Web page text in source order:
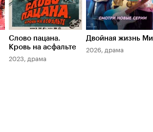
Слово пацана.
Кровь на асфальте
2023, драма
Двойная жизнь Ми
2026, драма